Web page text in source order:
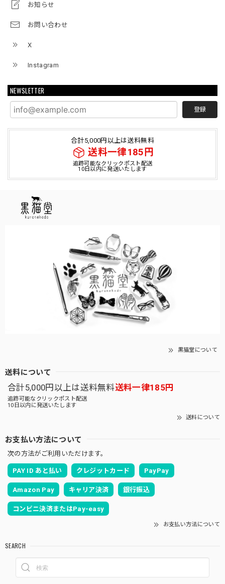
お知らせ
お問い合わせ
X
Instagram
NEWSLETTER
登録
合計5,000円以上は送料無料
送料一律185円
追跡可能なクリックポスト配送
10日以内に発送いたします
黒猫堂について
送料について
合計5,000円以上は送料無料送料一律185円
追跡可能なクリックポスト配送
10日以内に発送いたします
送料について
お支払い方法について
次の方法がご利用いただけます。
PAY ID あと払い クレジットカード PayPay
Amazon Pay キャリア決済 銀行振込
コンビニ決済またはPay-easy
お支払い方法について
SEARCH